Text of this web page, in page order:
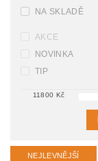
NA SKLADĚ
AKCE
NOVINKA
TIP
11800 Kč
NEJLEVNĚJŠÍ